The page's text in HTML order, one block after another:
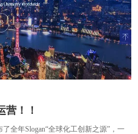
营！！
全年Slogan“全球化工创新之源”，一